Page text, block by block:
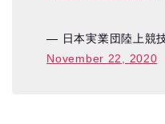
— 日本実業団陸上競
November 22, 2020